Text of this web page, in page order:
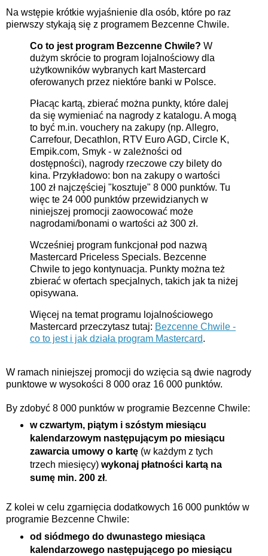
Na wstępie krótkie wyjaśnienie dla osób, które po raz
pierwszy stykają się z programem Bezcenne Chwile.
Co to jest program Bezcenne Chwile? W
dużym skrócie to program lojalnościowy dla
użytkowników wybranych kart Mastercard
oferowanych przez niektóre banki w Polsce.
Płacąc kartą, zbierać można punkty, które dalej
da się wymieniać na nagrody z katalogu. A mogą
to być m.in. vouchery na zakupy (np. Allegro,
Carrefour, Decathlon, RTV Euro AGD, Circle K,
Empik.com, Smyk - w zależności od
dostępności), nagrody rzeczowe czy bilety do
kina. Przykładowo: bon na zakupy o wartości
100 zł najczęściej "kosztuje" 8 000 punktów. Tu
więc te 24 000 punktów przewidzianych w
niniejszej promocji zaowocować może
nagrodami/bonami o wartości aż 300 zł.
Wcześniej program funkcjonał pod nazwą
Mastercard Priceless Specials. Bezcenne
Chwile to jego kontynuacja. Punkty można też
zbierać w ofertach specjalnych, takich jak ta niżej
opisywana.
Więcej na temat programu lojalnościowego
Mastercard przeczytasz tutaj: Bezcenne Chwile -
co to jest i jak działa program Mastercard.
W ramach niniejszej promocji do wzięcia są dwie nagrody
punktowe w wysokości 8 000 oraz 16 000 punktów.
By zdobyć 8 000 punktów w programie Bezcenne Chwile:
w czwartym, piątym i szóstym miesiącu
kalendarzowym następującym po miesiącu
zawarcia umowy o kartę(w każdym z tych
trzech miesięcy) wykonaj płatności kartą na
sumę min. 200 zł.
Z kolei w celu zgarnięcia dodatkowych 16 000 punktów w
programie Bezcenne Chwile:
od siódmego do dwunastego miesiąca
kalendarzowego następującego po miesiącu